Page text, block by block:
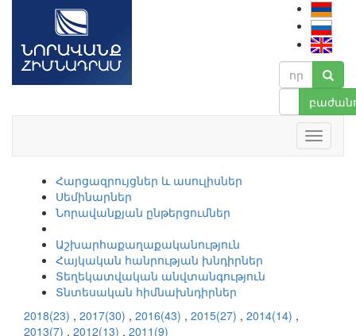
Հարցազրույցներ և ասուլիսներ
Սեմինարներ
Նորավանքյան ընթերցումներ
Աշխարհաքաղաքականություն
Հայկական հանրության խնդիրներ
Տեղեկատվական անվտանգություն
Տնտեսական հիմնախնդիրներ
2018(23) , 2017(30) , 2016(43) , 2015(27) , 2014(14) ,
2013(7) , 2012(13) , 2011(9)